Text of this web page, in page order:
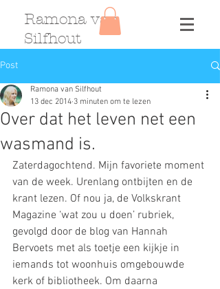
Ramona van
Silfhout
Post
Over dat het leven net een
wasmand is.
Ramona van Silfhout
13 dec 2014 3 minuten om te lezen
Zaterdagochtend. Mijn favoriete moment
van de week. Urenlang ontbijten en de
krant lezen. Of nou ja, de Volkskrant
Magazine ‘wat zou u doen’ rubriek,
gevolgd door de blog van Hannah
Bervoets met als toetje een kijkje in
iemands tot woonhuis omgebouwde
kerk of bibliotheek. Om daarna